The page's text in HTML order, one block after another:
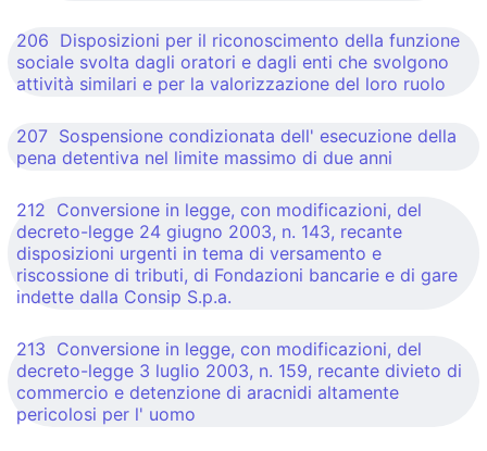
206 Disposizioni per il riconoscimento della funzione
sociale svolta dagli oratori e dagli enti che svolgono
attività similari e per la valorizzazione del loro ruolo
207 Sospensione condizionata dell' esecuzione della
pena detentiva nel limite massimo di due anni
212 Conversione in legge, con modificazioni, del
decreto-legge 24 giugno 2003, n. 143, recante
disposizioni urgenti in tema di versamento e
riscossione di tributi, di Fondazioni bancarie e di gare
indette dalla Consip S.p.a.
213 Conversione in legge, con modificazioni, del
decreto-legge 3 luglio 2003, n. 159, recante divieto di
commercio e detenzione di aracnidi altamente
pericolosi per l' uomo